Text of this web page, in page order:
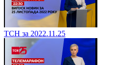
ТСН за 2022.11.25